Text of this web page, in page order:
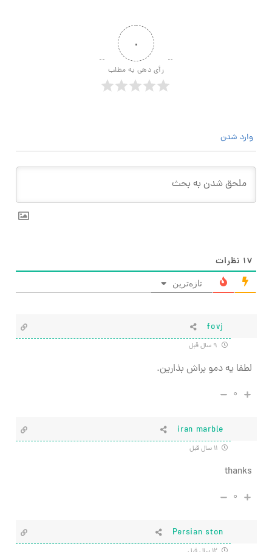
۰
رأی دهی به مطلب
وارد شدن
۱۷ نظرات
تازه‌ترین
fovj
لطفا یه دمو براش بذارین.
۰
iran marble
thanks
۰
Persian ston